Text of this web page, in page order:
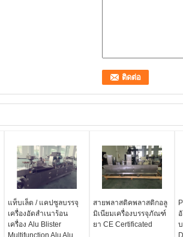
แท็บเล็ต / แคปซูลบรรจุ
เครื่องอัดสำเนาร้อน
เครื่อง Alu Blister
Multifunction Alu Alu
สายพลาสติคพลาสติกอลู
มิเนียมเครื่องบรรจุภัณฑ์
ยา CE Certificated